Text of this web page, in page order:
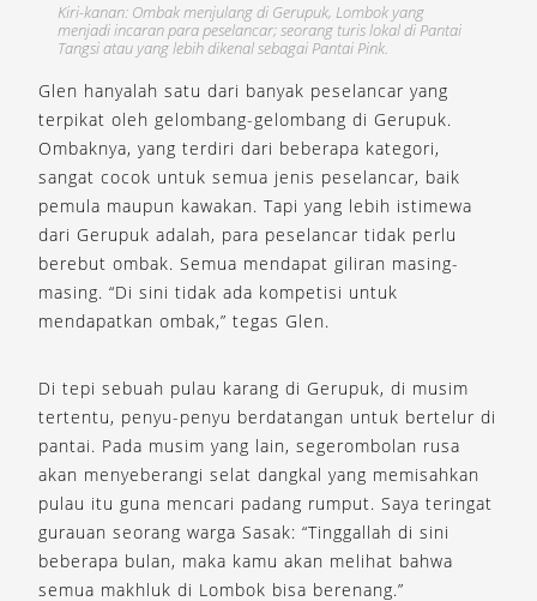
Kiri-kanan: Ombak menjulang di Gerupuk, Lombok yang
menjadi incaran para peselancar; seorang turis lokal di Pantai
Tangsi atau yang lebih dikenal sebagai Pantai Pink.
Glen hanyalah satu dari banyak peselancar yang
terpikat oleh gelombang-gelombang di Gerupuk.
Ombaknya, yang terdiri dari beberapa kategori,
sangat cocok untuk semua jenis peselancar, baik
pemula maupun kawakan. Tapi yang lebih istimewa
dari Gerupuk adalah, para peselancar tidak perlu
berebut ombak. Semua mendapat giliran masing-
masing. “Di sini tidak ada kompetisi untuk
mendapatkan ombak,” tegas Glen.
Di tepi sebuah pulau karang di Gerupuk, di musim
tertentu, penyu-penyu berdatangan untuk bertelur di
pantai. Pada musim yang lain, segerombolan rusa
akan menyeberangi selat dangkal yang memisahkan
pulau itu guna mencari padang rumput. Saya teringat
gurauan seorang warga Sasak: “Tinggallah di sini
beberapa bulan, maka kamu akan melihat bahwa
semua makhluk di Lombok bisa berenang.”